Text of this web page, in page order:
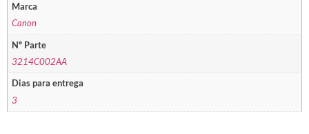
Marca
Canon
Nº Parte
3214C002AA
Dias para entrega
3